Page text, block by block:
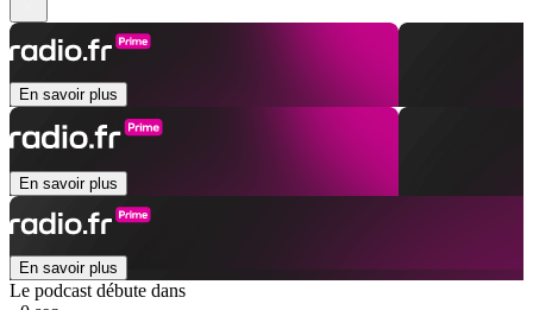
En savoir plus
En savoir plus
En savoir plus
Le podcast débute dans